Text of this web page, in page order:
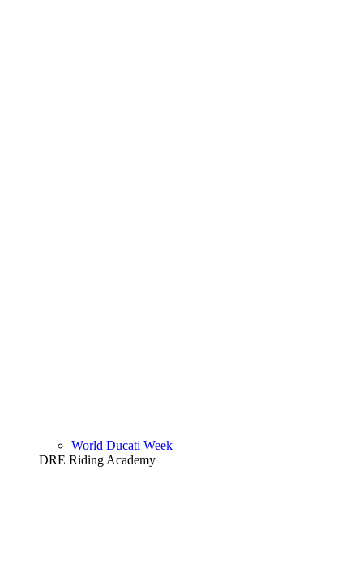
World Ducati Week
DRE Riding Academy